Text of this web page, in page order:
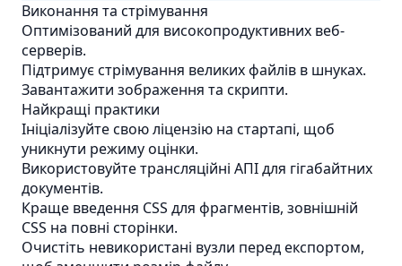
Виконання та стрімування
Оптимізований для високопродуктивних веб-
серверів.
Підтримує стрімування великих файлів в шнуках.
Завантажити зображення та скрипти.
Найкращі практики
Ініціалізуйте свою ліцензію на стартапі, щоб
уникнути режиму оцінки.
Використовуйте трансляційні АПІ для гігабайтних
документів.
Краще введення CSS для фрагментів, зовнішній
CSS на повні сторінки.
Очистіть невикористані вузли перед експортом,